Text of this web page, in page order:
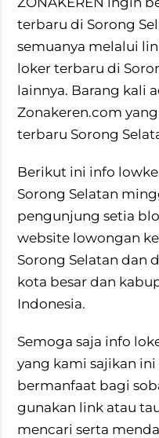
terbaru di Sorong
semuanya melalui
loker terbaru di
lainnya. Barang kali
Zonakeren.com
terbaru Sorong
Berikut ini info
Sorong Selatan
pengunjung setia
website lowongan
Sorong Selatan dan
kota besar dan
Indonesia.
Semoga saja info
yang kami sajikan
bermanfaat bagi
gunakan link atau
mencari serta